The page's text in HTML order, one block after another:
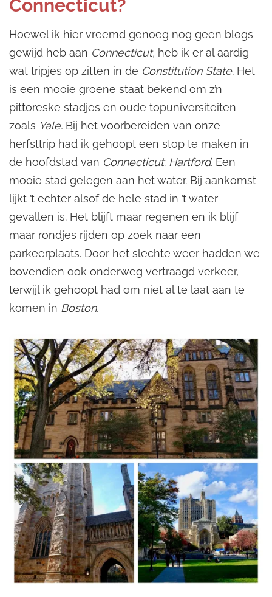
Connecticut?
Hoewel ik hier vreemd genoeg nog geen blogs
gewijd heb aan Connecticut, heb ik er al aardig
wat tripjes op zitten in de Constitution State. Het
is een mooie groene staat bekend om z’n
pittoreske stadjes en oude topuniversiteiten
zoals Yale. Bij het voorbereiden van onze
herfsttrip had ik gehoopt een stop te maken in
de hoofdstad van Connecticut: Hartford. Een
mooie stad gelegen aan het water. Bij aankomst
lijkt ’t echter alsof de hele stad in ’t water
gevallen is. Het blijft maar regenen en ik blijf
maar rondjes rijden op zoek naar een
parkeerplaats. Door het slechte weer hadden we
bovendien ook onderweg vertraagd verkeer,
terwijl ik gehoopt had om niet al te laat aan te
komen in Boston.